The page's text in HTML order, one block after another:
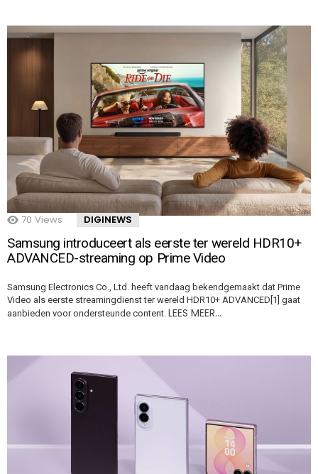
70 Views DIGINEWS
Samsung introduceert als eerste ter wereld HDR10+
ADVANCED-streaming op Prime Video
Samsung Electronics Co., Ltd. heeft vandaag bekendgemaakt dat Prime
Video als eerste streamingdienst ter wereld HDR10+ ADVANCED[1] gaat
aanbieden voor ondersteunde content. LEES MEER…